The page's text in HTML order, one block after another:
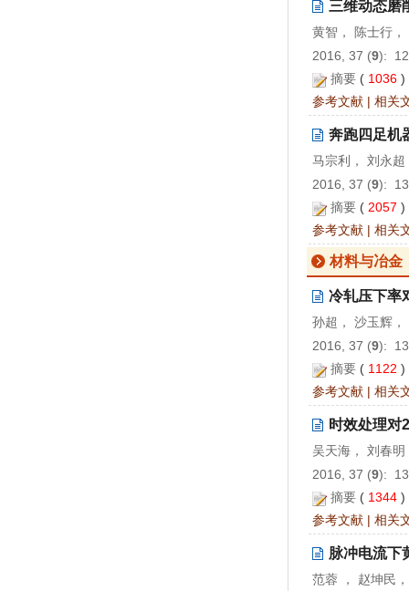
三维动态磨
黄智， 陈士行
2016, 37 (9):
摘要 ( 1036
参考文献 | 相关
奔跑四足机
马宗利， 刘永
2016, 37 (9):
摘要 ( 2057
参考文献 | 相关
材料与冶金
冷轧压下率
孙超， 沙玉辉
2016, 37 (9):
摘要 ( 1122
参考文献 | 相关
时效处理对
吴天海， 刘春
2016, 37 (9):
摘要 ( 1344
参考文献 | 相关
脉冲电流下
范蓉 ， 赵坤民